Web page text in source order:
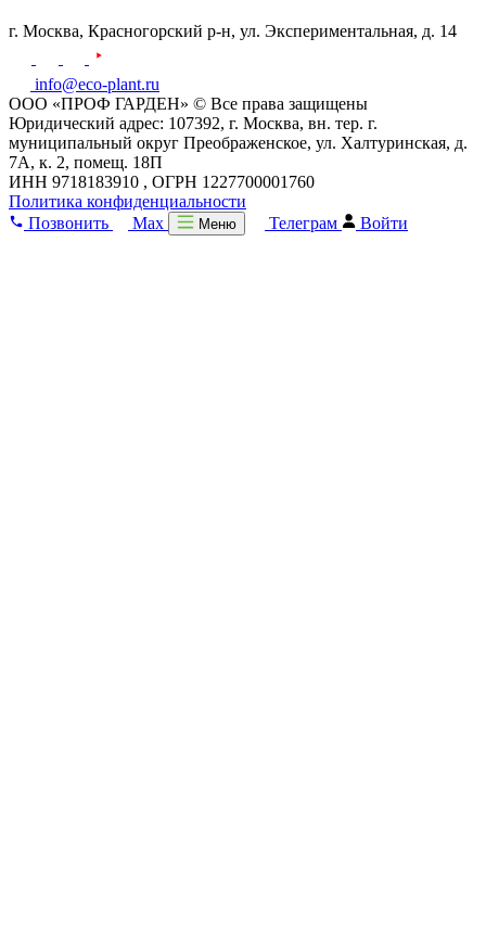
г. Москва, Красногорский р-н, ул. Экспериментальная, д. 14
info@eco-plant.ru
ООО «ПРОФ ГАРДЕН» © Все права защищены
Юридический адрес: 107392, г. Москва, вн. тер. г.
муниципальный округ Преображенское, ул. Халтуринская, д.
7А, к. 2, помещ. 18П
ИНН 9718183910 , ОГРН 1227700001760
Политика конфиденциальности
Позвонить
Max Меню Телеграм Войти